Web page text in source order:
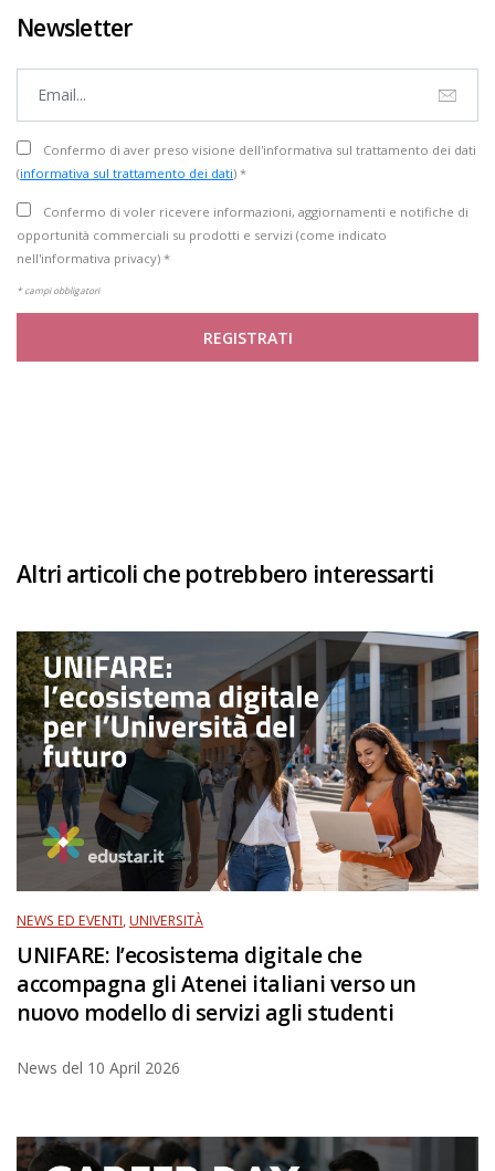
Newsletter
Confermo di aver preso visione dell'informativa sul trattamento dei dati
(informativa sul trattamento dei dati) *
Confermo di voler ricevere informazioni, aggiornamenti e notifiche di
opportunità commerciali su prodotti e servizi (come indicato
nell'informativa privacy) *
* campi obbligatori
REGISTRATI
Altri articoli che potrebbero interessarti
NEWS ED EVENTI,UNIVERSITÀ
UNIFARE: l’ecosistema digitale che
accompagna gli Atenei italiani verso un
nuovo modello di servizi agli studenti
News del 10 April 2026